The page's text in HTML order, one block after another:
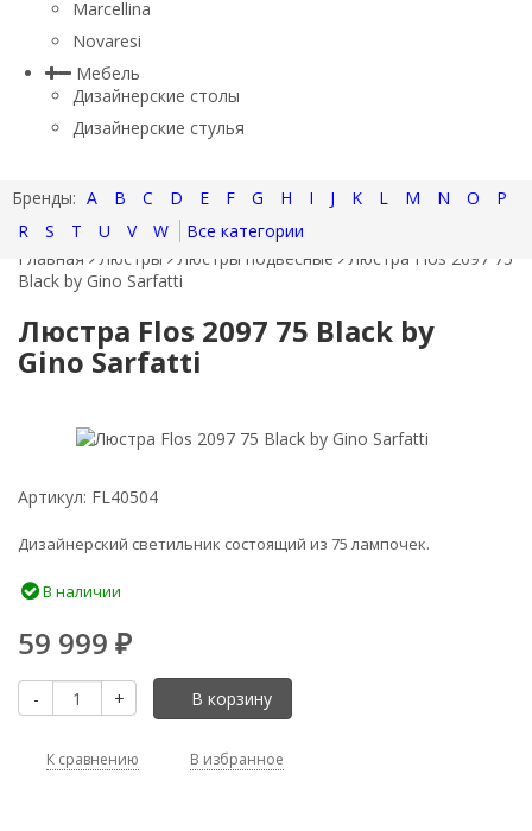
Marcellina
Novaresi
Мебель
Дизайнерские столы
Дизайнерские стулья
A B C D E F G H I J K L M N O
P
R
S T U V W
Все категории
Главная
Люстры Люстры подвесные
Люстра Flos 2097 75
Black by Gino Sarfatti
Люстра Flos 2097 75 Black by
Gino Sarfatti
Артикул: FL40504
Дизайнерский светильник состоящий из 75 лампочек.
В наличии
59 999 ₽
- + В корзину
К сравнению В избранное